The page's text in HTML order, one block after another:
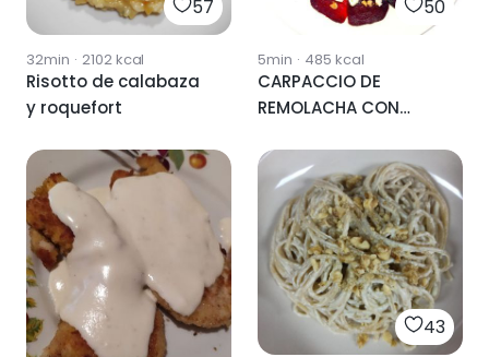
57
32min · 2102kcal
Risotto de calabaza
y roquefort
50
5min · 485 kcal
CARPACCIO DE
REMOLACHA CON
43